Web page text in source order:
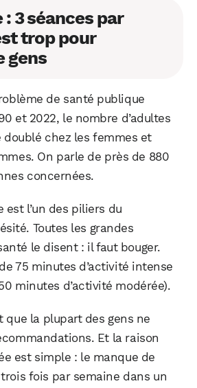
3 séances par
trop pour
gens
de santé publique
et 2022, le nombre d’adultes
doublé chez les femmes et
On parle de près de 880
concernées.
est l’un des piliers du
Toutes les grandes
le disent : il faut bouger.
75 minutes d’activité intense
minutes d’activité modérée).
que la plupart des gens ne
Et la raison
est simple : le manque de
fois par semaine dans un